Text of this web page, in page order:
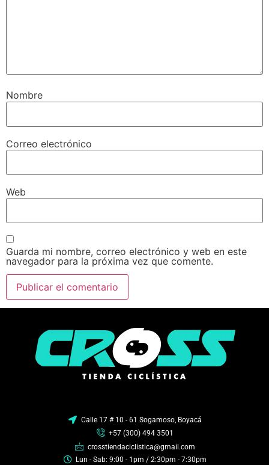
Nombre
Correo electrónico
Web
Guarda mi nombre, correo electrónico y web en este
navegador para la próxima vez que comente.
Calle 17 # 10 - 61 Sogamoso, Boyacá
+57 (300) 494 3501
crosstiendaciclistica@gmail.com
Lun - Sab: 9:00 - 1pm / 2:30pm - 7:30pm